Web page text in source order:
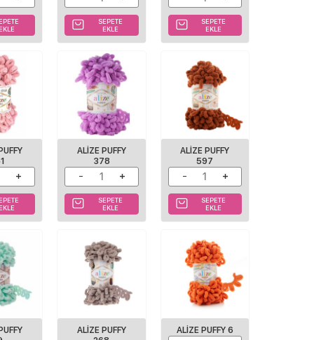
EKLE
SEPETE
EKLE
SEPETE
EKLE
EKLE
ALIZE PUFFY
378
SEPETE
EKLE
ALIZE PUFFY
597
SEPETE
EKLE
ALIZE PUFFY
ALIZE PUFFY 6